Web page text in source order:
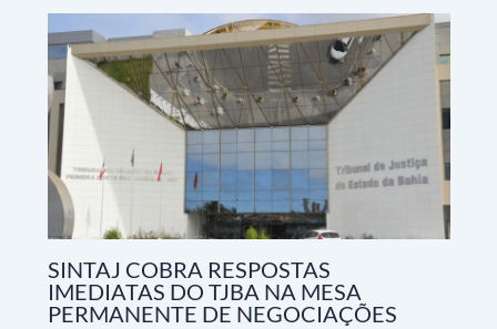
SINTAJ COBRA RESPOSTAS
IMEDIATAS DO TJBA NA MESA
PERMANENTE DE NEGOCIAÇÕES